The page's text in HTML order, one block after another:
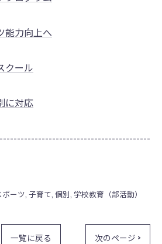
能力向上へ
クール
に対応
ポーツ 子育て 個別 学校教育（部活動）
一覧に戻る 次のページ >